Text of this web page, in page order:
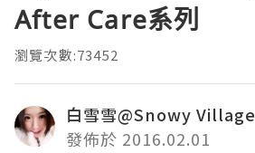
After Care系列
瀏覽次數:73452
白雪雪@Snowy Village
發佈於 2016.02.01